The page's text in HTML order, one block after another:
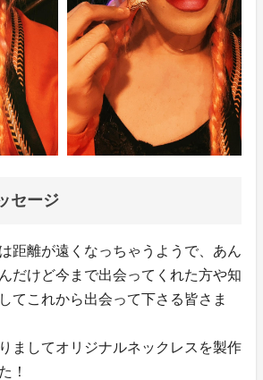
セージ
距離が遠くなっちゃうようで、あん
だけど今まで出会ってくれた方や知
てこれから出会って下さる皆さま
ましてオリジナルネックレスを製作
！